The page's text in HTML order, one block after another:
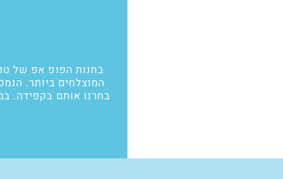
בחנות הפופ אפ של
המוצלחים ביותר.
בחרנו אותם בקפידה.